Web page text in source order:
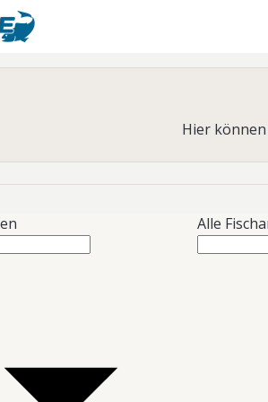
Hier
Alle